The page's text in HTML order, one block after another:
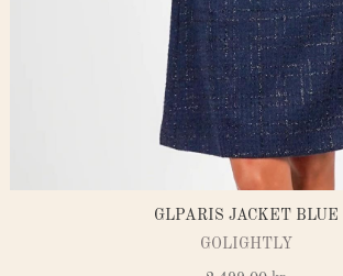
GLPARIS JACKET BLUE
GOLIGHTLY